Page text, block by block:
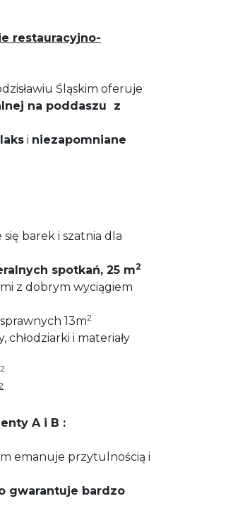
restauracyjno-
Śląskim oferuje
na poddaszu z
i niezapomniane
barek i szatnia dla
spotkań, 25 m2
z dobrym wyciągiem
13m2
i materiały
2
A i B :
emanuje przytulnością i
gwarantuje bardzo